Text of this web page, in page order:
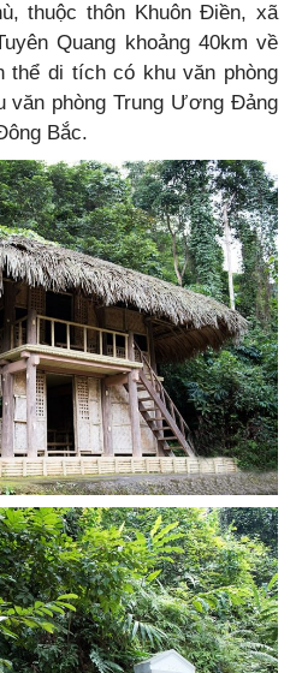
thuộc thôn Khuôn Điền, xã
Quang khoảng 40km về
thể di tích có khu văn phòng
văn phòng Trung Ương Đảng
Bắc.